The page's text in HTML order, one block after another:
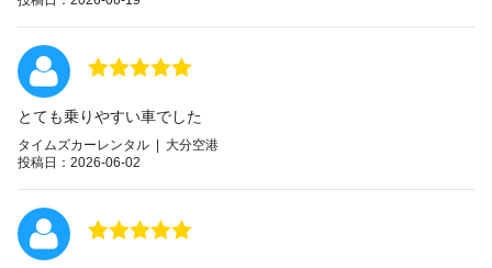
とても乗りやすい車でした
タイムズカーレンタル | 大分空港
投稿日：2026-06-02